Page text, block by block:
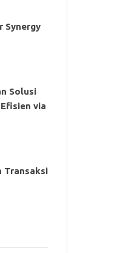
Synergy
Solusi
via
Transaksi